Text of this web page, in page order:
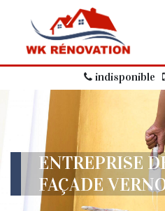
indisponible
ENTREPRISE
FAÇADE